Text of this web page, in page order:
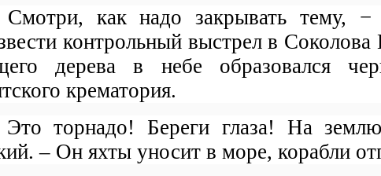
как надо закрывать тему,
контрольный выстрел в
дерева в небе образовался
крематория.
торнадо! Береги глаза! На
– Он яхты уносит в море, корабли